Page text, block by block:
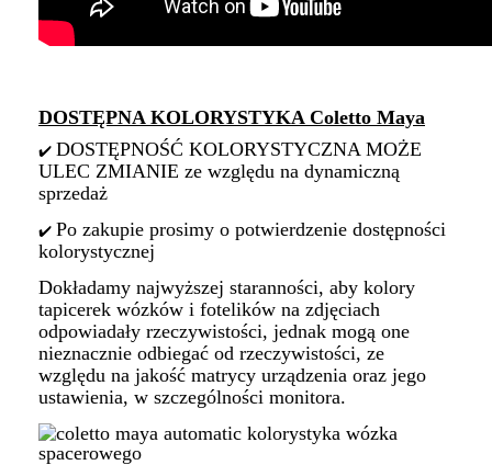
DOSTĘPNA KOLORYSTYKA Coletto Maya
✔️ DOSTĘPNOŚĆ KOLORYSTYCZNA MOŻE
ULEC ZMIANIE ze względu na dynamiczną
sprzedaż
✔️ Po zakupie prosimy o potwierdzenie dostępności
kolorystycznej
Dokładamy najwyższej staranności, aby kolory
tapicerek wózków i fotelików na zdjęciach
odpowiadały rzeczywistości, jednak mogą one
nieznacznie odbiegać od rzeczywistości, ze
względu na jakość matrycy urządzenia oraz jego
ustawienia, w szczególności monitora.